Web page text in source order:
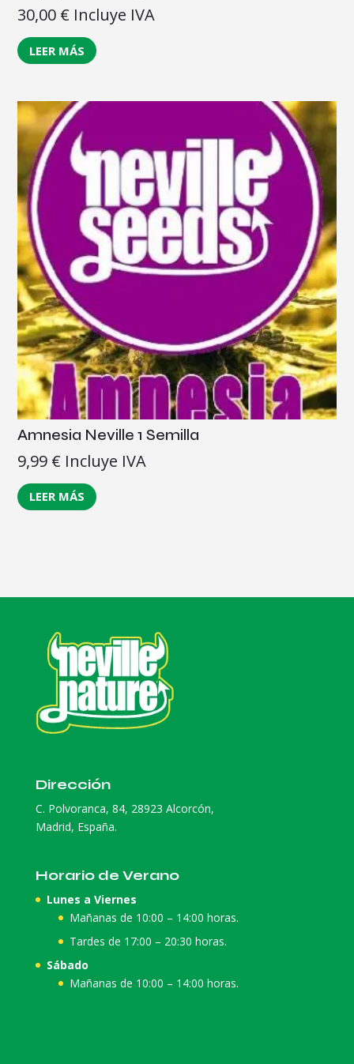
30,00 € Incluye IVA
LEER MÁS
Amnesia Neville 1 Semilla
9,99 € Incluye IVA
LEER MÁS
Dirección
C. Polvoranca, 84, 28923 Alcorcón,
Madrid, España.
Horario de Verano
Lunes a Viernes
Mañanas de 10:00 – 14:00 horas.
Tardes de 17:00 – 20:30 horas.
Sábado
Mañanas de 10:00 – 14:00 horas.